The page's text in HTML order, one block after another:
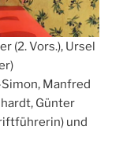
(2. Vors.), Ursel
Manfred
Günter
und